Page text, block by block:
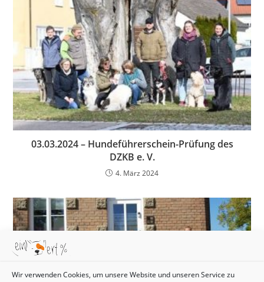
Wir verwenden Cookies, um unsere Website und unseren Service zu
03.03.2024 – Hundeführerschein-Prüfung des
DZKB e. V.
4. März 2024